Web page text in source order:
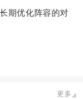
期优化阵容的对
更多